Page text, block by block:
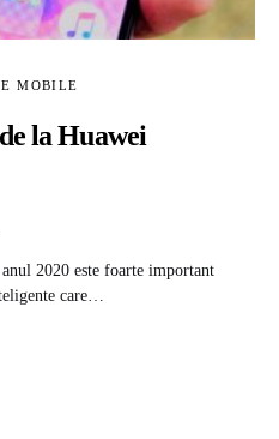
MOBILE
la Huawei
2020 este foarte important
care…